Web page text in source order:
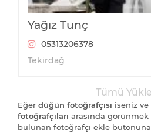
Yağız Tunç
05313206378
Tekirdağ
Tümü
Eğer düğün fotoğrafçısı iseniz
fotoğrafçıları arasında
bulunan fotoğrafçı ekle